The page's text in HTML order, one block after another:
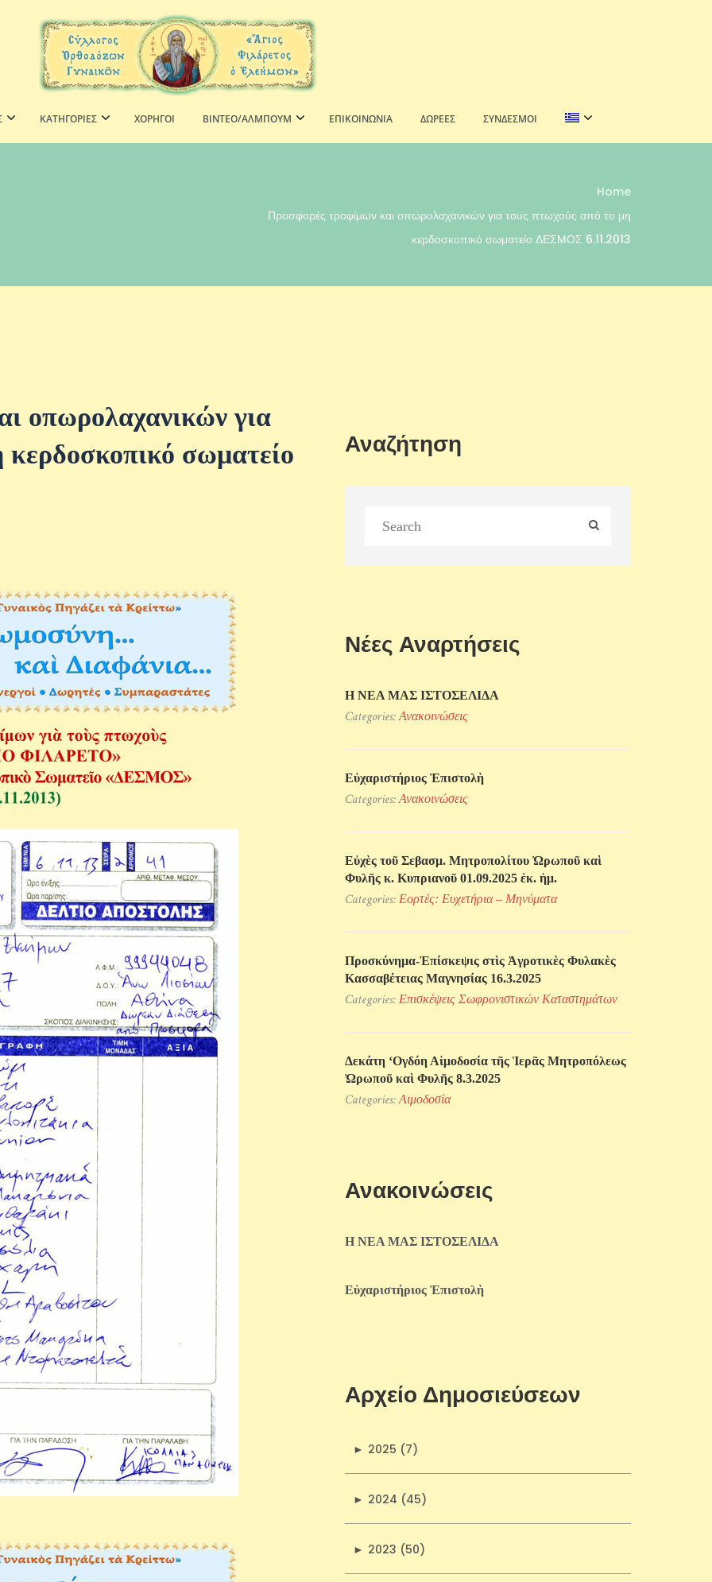
ΚΑΤΗΓΟΡΙΕΣ ΧΟΡΗΓΟΊ ΒΙΝΤΕΟ/ΑΛΜΠΟΥΜ ΕΠΙΚΟΙΝΩΝΊΑ ΔΩΡΕΈΣ ΣΎΝΔΕΣΜΟΙ
Home
Προσφορές τροφίμων και οπωρολαχανικών για τους πτωχούς από το μη
κερδοσκοπικό σωματείο ΔΕΣΜΟΣ 6.11.2013
οπωρολαχανικών για
σωματείο
Αναζήτηση
Νέες Αναρτήσεις
Η ΝΕΑ ΜΑΣ ΙΣΤΟΣΕΛΙΔΑ
Categories:Ανακοινώσεις
Εὐχαριστήριος Ἐπιστολὴ
Categories:Ανακοινώσεις
Εὐχὲς τοῦ Σεβασμ. Μητροπολίτου Ὠρωποῦ καὶ
Φυλῆς κ. Κυπριανοῦ 01.09.2025 ἐκ. ἡμ.
Categories: Εορτές: Ευχετήρια – Μηνύματα
Προσκύνηµα-Ἐπίσκεψις στὶς Ἀγροτικὲς Φυλακὲς
Κασσαβέτειας Μαγνησίας 16.3.2025
Categories: Επισκέψεις Σωφρονιστικών Kαταστημάτων
Δεκάτη ‘Ογδόη Αἱμοδοσία τῆς Ἱερᾶς Μητροπόλεως
Ὠρωποῦ καὶ Φυλῆς 8.3.2025
Categories:Αιμοδοσία
Ανακοινώσεις
Η ΝΕΑ ΜΑΣ ΙΣΤΟΣΕΛΙΔΑ
Εὐχαριστήριος Ἐπιστολὴ
Αρχείο Δημοσιεύσεων
► 2025 (7)
► 2024 (45)
► 2023 (50)